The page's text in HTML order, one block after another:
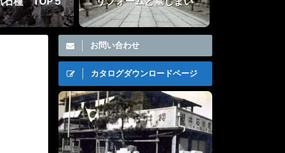
お問い合わせ
カタログダウンロードページ